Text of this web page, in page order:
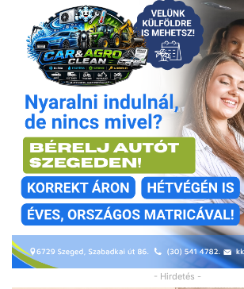
- Hirdetés -